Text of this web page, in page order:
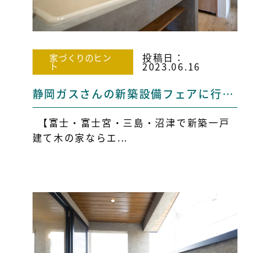
家づくりのヒン
ト
投稿日：
2023.06.16
静岡ガスさんの新築設備フェアに行ってまいりました！！
【富士・富士宮・三島・沼津で新築一戸
建て木の家ならエ...